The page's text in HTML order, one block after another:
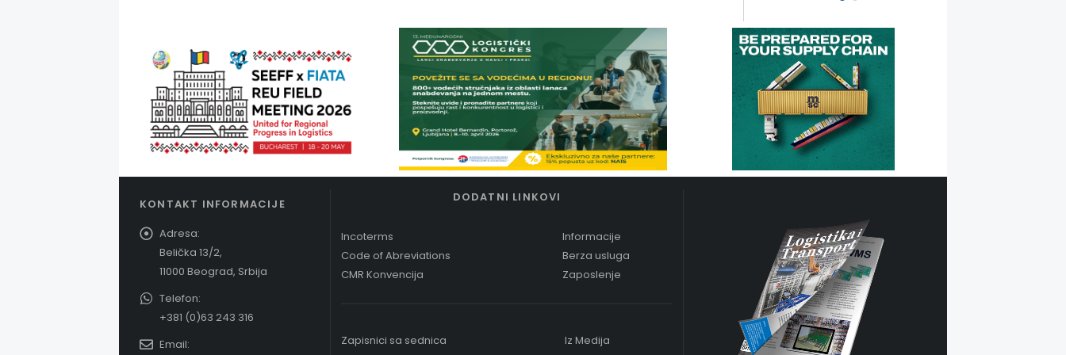
KONTAKT INFORMACIJE
Adresa:
Belička 13/2,
11000 Beograd, Srbija
Telefon:
+381 (0)63 243 316
Email:
DODATNI LINKOVI
Incoterms
Code of Abreviations
CMR Konvencija
Informacije
Berza usluga
Zaposlenje
Zapisnici sa sednica
Iz Medija